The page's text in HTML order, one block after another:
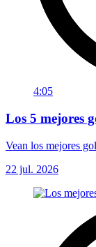
4:05
Los 5 mejores
Vean los mejores
22 jul. 2026